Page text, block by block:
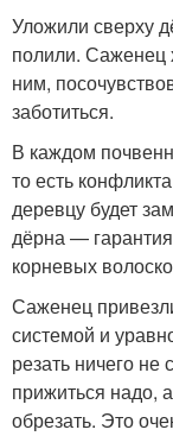
Уложили сверху
полили. Саженец
ним,
заботиться.
В каждом
то есть
деревцу будет
дёрна —
корневых
Саженец
системой и
резать ничего не
прижиться надо,
обрезать. Это